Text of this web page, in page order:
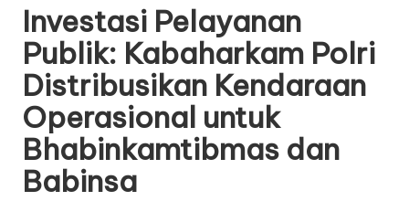
Investasi Pelayanan
Publik: Kabaharkam Polri
Distribusikan Kendaraan
Operasional untuk
Bhabinkamtibmas dan
Babinsa